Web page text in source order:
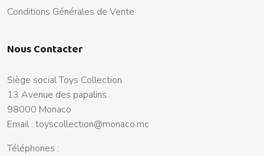
Conditions Générales de Vente
Nous Contacter
Siège social Toys Collection
13 Avenue des papalins
98000 Monaco
Email : toyscollection@monaco.mc
Téléphones :